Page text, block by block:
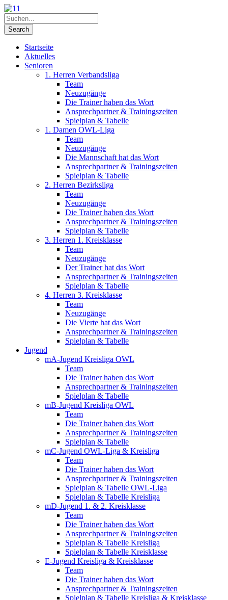
Startseite
Aktuelles
Senioren
1. Herren Verbandsliga
Team
Neuzugänge
Die Trainer haben das Wort
Ansprechpartner & Trainingszeiten
Spielplan & Tabelle
1. Damen OWL-Liga
Team
Neuzugänge
Die Mannschaft hat das Wort
Ansprechpartner & Trainingszeiten
Spielplan & Tabelle
2. Herren Bezirksliga
Team
Neuzugänge
Die Trainer haben das Wort
Ansprechpartner & Trainingszeiten
Spielplan & Tabelle
3. Herren 1. Kreisklasse
Team
Neuzugänge
Der Trainer hat das Wort
Ansprechpartner & Trainingszeiten
Spielplan & Tabelle
4. Herren 3. Kreisklasse
Team
Neuzugänge
Die Vierte hat das Wort
Ansprechpartner & Trainingszeiten
Spielplan & Tabelle
Jugend
mA-Jugend Kreisliga OWL
Team
Die Trainer haben das Wort
Ansprechpartner & Trainingszeiten
Spielplan & Tabelle
mB-Jugend Kreisliga OWL
Team
Die Trainer haben das Wort
Ansprechpartner & Trainingszeiten
Spielplan & Tabelle
mC-Jugend OWL-Liga & Kreisliga
Team
Die Trainer haben das Wort
Ansprechpartner & Trainingszeiten
Spielplan & Tabelle OWL-Liga
Spielplan & Tabelle Kreisliga
mD-Jugend 1. & 2. Kreisklasse
Team
Die Trainer haben das Wort
Ansprechpartner & Trainingszeiten
Spielplan & Tabelle Kreisliga
Spielplan & Tabelle Kreisklasse
E-Jugend Kreisliga & Kreisklasse
Team
Die Trainer haben das Wort
Ansprechpartner & Trainingszeiten
Spielplan & Tabelle Kreisliga & Kreisklasse